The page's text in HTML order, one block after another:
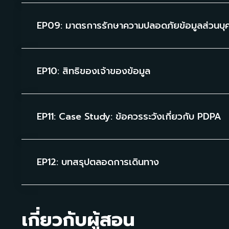
EP09: มาตรการรักษาความปลอดภัยข้อมูลส่วนบุ
EP10: สิทธิของเจ้าของข้อมูล
EP11: Case Study: ข้อควรระวังเกี่ยวกับ PDPA
EP12: บทสรุปตลอดการเดินทาง
เกี่ยวกับผู้สอน